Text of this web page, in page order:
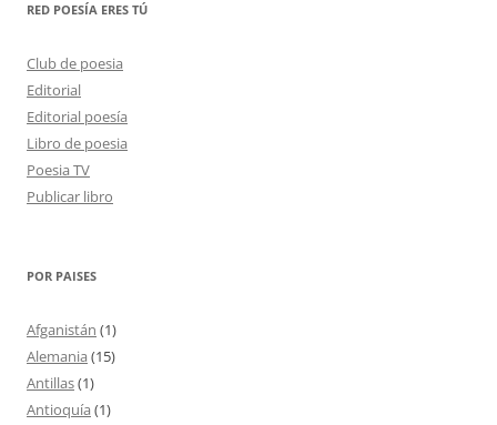
RED POESÍA ERES TÚ
Club de poesia
Editorial
Editorial poesía
Libro de poesia
Poesia TV
Publicar libro
POR PAISES
Afganistán (1)
Alemania (15)
Antillas(1)
Antioquía (1)